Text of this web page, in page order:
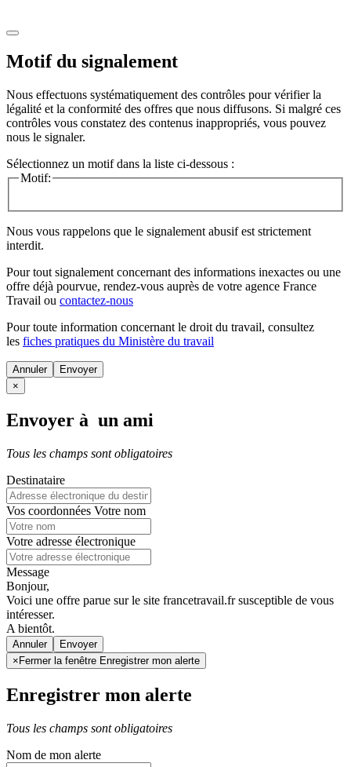
Motif du signalement
Nous effectuons systématiquement des contrôles pour vérifier la
légalité et la conformité des offres que nous diffusons. Si malgré ces
contrôles vous constatez des contenus inappropriés, vous pouvez
nous le signaler.
Sélectionnez un motif dans la liste ci-dessous :
Motif:
Nous vous rappelons que le signalement abusif est strictement
interdit.
Pour tout signalement concernant des informations inexactes ou une
offre déjà pourvue, rendez-vous auprès de votre agence France
Travail ou contactez-nous
Pour toute information concernant le droit du travail, consultez
les fiches pratiques du Ministère du travail
Annuler
×
Envoyer à un ami
Tous les champs sont obligatoires
Destinataire
Vos coordonnées Votre nom
Votre adresse électronique
Message
Bonjour,
Voici une offre parue sur le site francetravail.fr susceptible de vous
intéresser.
A bientôt.
Annuler
× Fermer la fenêtre Enregistrer mon alerte
Enregistrer mon alerte
Tous les champs sont obligatoires
Nom de mon alerte